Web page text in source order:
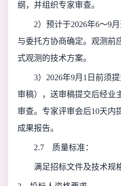
纲，并组织专家审查。
2）预计于2026年6～9
与委托方协商确定。观测前
式观测的技术方案。
3）2026年9月1日前须
审稿），送审稿提交后经业
审查。专家评审会后10天内
成果报告。
2.7 质量标准：
满足招标文件及技术规